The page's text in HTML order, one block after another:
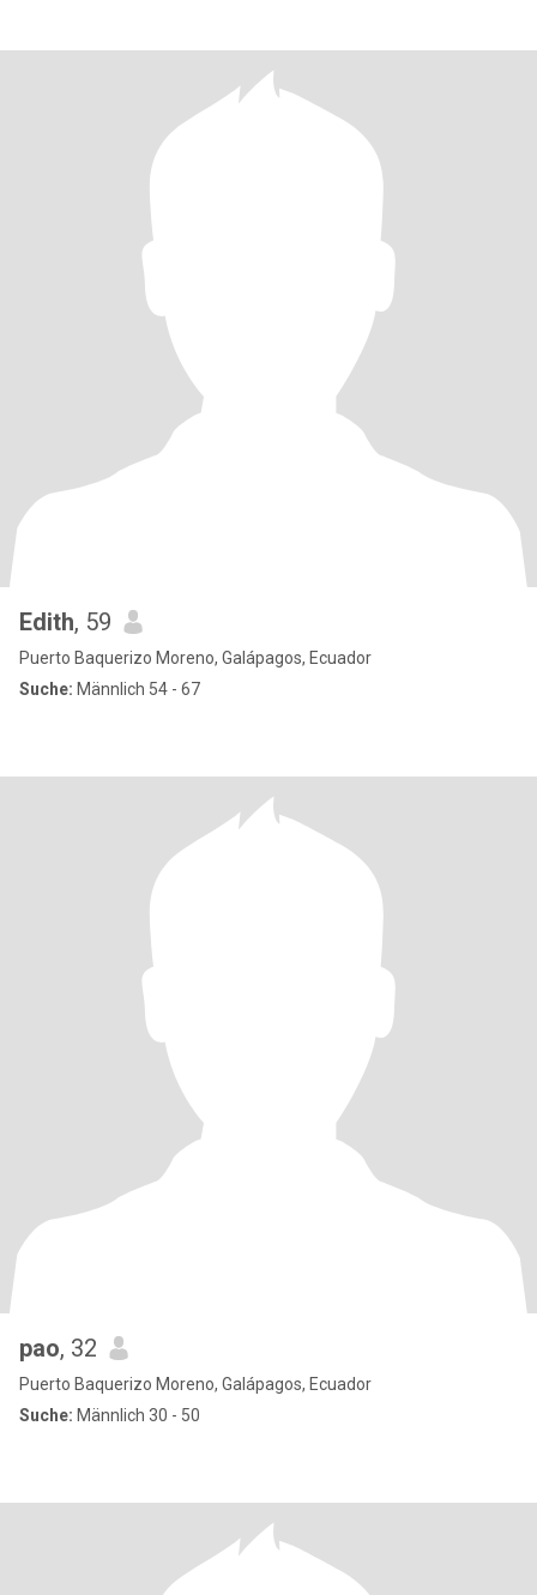
Edith, 59
Puerto Baquerizo Moreno, Galápagos, Ecuador
Suche: Männlich 54 - 67
pao, 32
Puerto Baquerizo Moreno, Galápagos, Ecuador
Suche: Männlich 30 - 50